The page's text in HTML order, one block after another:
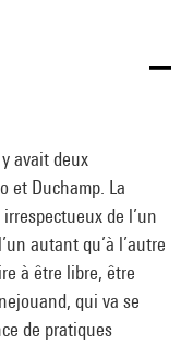
avait deux
et Duchamp. La
de l’un
autant qu’à l’autre
à être libre, être
qui va se
de pratiques